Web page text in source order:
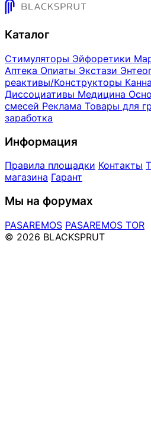
Каталог
Стимуляторы Эйфоретики
Аптека Опиаты Экстази
реактивы/Конструкторы
Диссоциативы Медицина
смесей Реклама Товары для
заработка
Информация
Правила площадки Контакты
магазина Гарант
Мы на форумах
PASAREMOS PASAREMOS TOR
© 2026 BLACKSPRUT